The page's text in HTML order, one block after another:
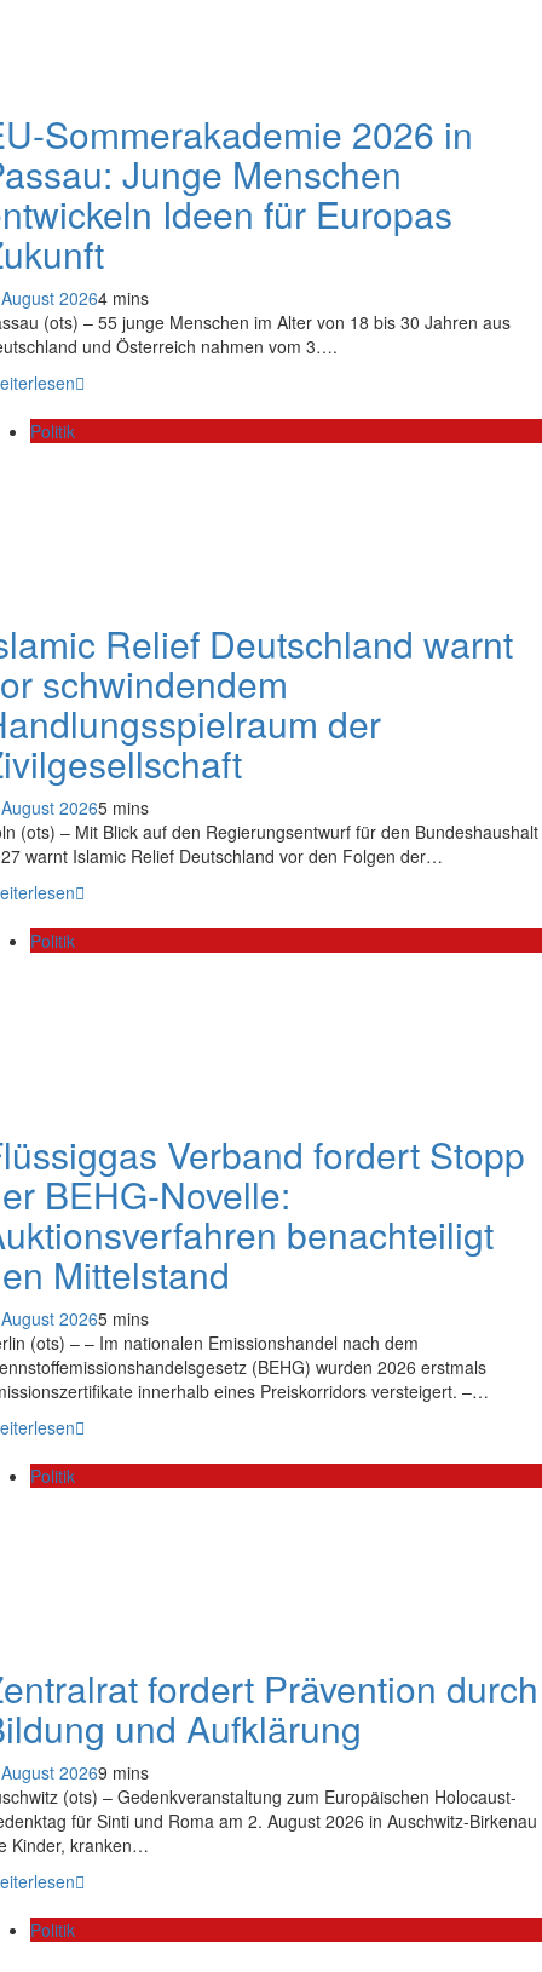
Sommerakademie 2026 in
Junge Menschen
Ideen für Europas
20264 mins
(ots) – 55 junge Menschen im Alter von 18 bis 30 Jahren aus
und Österreich nahmen vom 3….
Politik
Relief Deutschland warnt
schwindendem
der
20265 mins
(ots) – Mit Blick auf den Regierungsentwurf für den Bundeshaushalt
warnt Islamic Relief Deutschland vor den Folgen der…
Politik
Verband fordert Stopp
BEHG-Novelle:
benachteiligt
Mittelstand
20265 mins
(ots) – – Im nationalen Emissionshandel nach dem
(BEHG) wurden 2026 erstmals
innerhalb eines Preiskorridors versteigert. –…
Politik
fordert Prävention durch
und Aufklärung
20269 mins
(ots) – Gedenkveranstaltung zum Europäischen Holocaust-
für Sinti und Roma am 2. August 2026 in Auschwitz-Birkenau
Kinder, kranken…
Politik